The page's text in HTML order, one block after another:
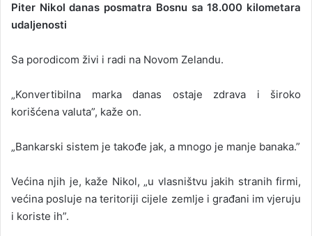
Piter Nikol danas posmatra Bosnu sa 18.000 kilometara
udaljenosti
Sa porodicom živi i radi na Novom Zelandu.
„Konvertibilna marka danas ostaje zdrava i široko
korišćena valuta”, kaže on.
„Bankarski sistem je takođe jak, a mnogo je manje banaka.”
Većina njih je, kaže Nikol, „u vlasništvu jakih stranih firmi,
većina posluje na teritoriji cijele zemlje i građani im vjeruju
i koriste ih”.